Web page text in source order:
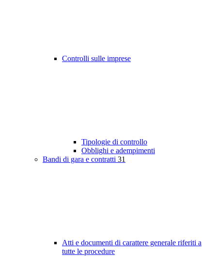
Controlli sulle imprese
Tipologie di controllo
Obblighi e adempimenti
Bandi di gara e contratti 31
Atti e documenti di carattere generale riferiti a
tutte le procedure